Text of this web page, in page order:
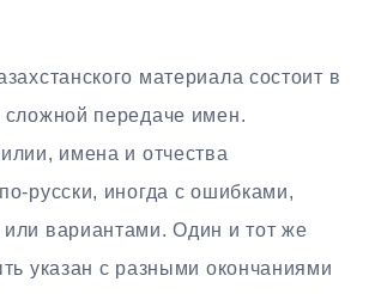
материала состоит в
сложной передаче имен.
имена и отчества
русски, иногда с ошибками,
вариантами. Один и тот же
указан с разными окончаниями